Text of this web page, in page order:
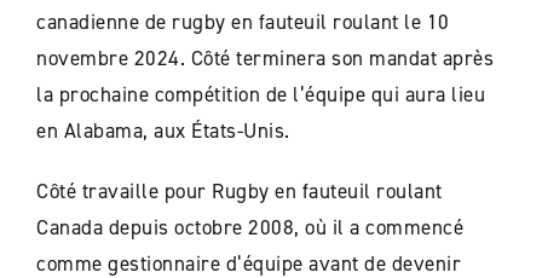
canadienne de rugby en fauteuil roulant le 10
novembre 2024. Côté terminera son mandat après
la prochaine compétition de l’équipe qui aura lieu
en Alabama, aux États-Unis.
Côté travaille pour Rugby en fauteuil roulant
Canada depuis octobre 2008, où il a commencé
comme gestionnaire d’équipe avant de devenir